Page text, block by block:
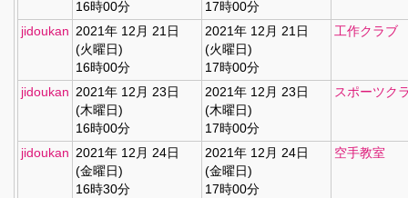
16時00分
17時00分
jidoukan 2021年 12月 21日
(火曜日)
16時00分
2021年 12月 21日
(火曜日)
17時00分
工作クラブ
jidoukan 2021年 12月 23日
(木曜日)
16時00分
2021年 12月 23日
(木曜日)
17時00分
スポーツク
jidoukan 2021年 12月 24日
(金曜日)
16時30分
2021年 12月 24日
(金曜日)
17時00分
空手教室